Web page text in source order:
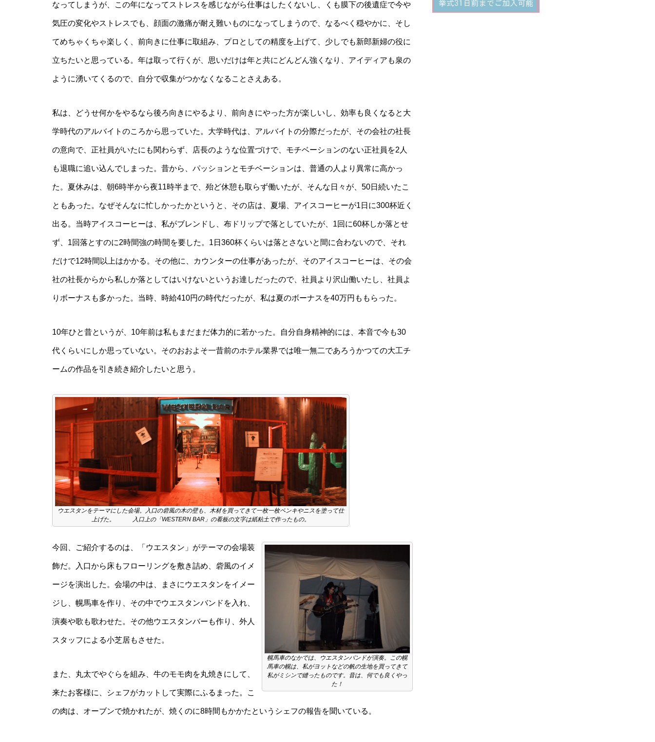
なってしまうが、この年になってストレスを感じながら仕事はしたくないし、くも膜下の後遺症で今や
気圧の変化やストレスでも、顔面の激痛が耐え難いものになってしまうので、なるべく穏やかに、そし
てめちゃくちゃ楽しく、前向きに仕事に取組み、プロとしての精度を上げて、少しでも新郎新婦の役に
立ちたいと思っている。年は取って行くが、思いだけは年と共にどんどん強くなり、アイディアも泉の
ように湧いてくるので、自分で収集がつかなくなることさえある。
私は、どうせ何かをやるなら後ろ向きにやるより、前向きにやった方が楽しいし、効率も良くなると大
学時代のアルバイトのころから思っていた。大学時代は、アルバイトの分際だったが、その会社の社長
の意向で、正社員がいたにも関わらず、店長のような位置づけで、モチベーションのない正社員を2人
も退職に追い込んでしまった。昔から、パッションとモチベーションは、普通の人より異常に高かっ
た。夏休みは、朝6時半から夜11時半まで、殆ど休憩も取らず働いたが、そんな日々が、50日続いたこ
ともあった。なぜそんなに忙しかったかというと、その店は、夏場、アイスコーヒーが1日に300杯近く
出る。当時アイスコーヒーは、私がブレンドし、布ドリップで落としていたが、1回に60杯しか落とせ
ず、1回落とすのに2時間強の時間を要した。1日360杯くらいは落とさないと間に合わないので、それ
だけで12時間以上はかかる。その他に、カウンターの仕事があったが、そのアイスコーヒーは、その会
社の社長からから私しか落としてはいけないというお達しだったので、社員より沢山働いたし、社員よ
りボーナスも多かった。当時、時給410円の時代だったが、私は夏のボーナスを40万円ももらった。
10年ひと昔というが、10年前は私もまだまだ体力的に若かった。自分自身精神的には、本音で今も30
代くらいにしか思っていない。そのおおよそ一昔前のホテル業界では唯一無二であろうかつての大工チ
ームの作品を引き続き紹介したいと思う。
ウエスタンをテーマにした会場。入口の砦風の木の壁も、木材を買ってきて一枚一枚ペンキやニスを塗って仕
上げた。 入口上の「WESTERN BAR」の看板の文字は紙粘土で作ったもの。
幌馬車のなかでは、ウエスタンバンドが演奏。この幌
馬車の幌は、私がヨットなどの帆の生地を買ってきて
私がミシンで縫ったものです。昔は、何でも良くやっ
た！
今回、ご紹介するのは、「ウエスタン」がテーマの会場装
飾だ。入口から床もフローリングを敷き詰め、砦風のイメ
ージを演出した。会場の中は、まさにウエスタンをイメー
ジし、幌馬車を作り、その中でウエスタンバンドを入れ、
演奏や歌も歌わせた。その他ウエスタンバーも作り、外人
スタッフによる小芝居もさせた。
また、丸太でやぐらを組み、牛のモモ肉を丸焼きにして、
来たお客様に、シェフがカットして実際にふるまった。こ
の肉は、オーブンで焼かれたが、焼くのに8時間もかかたというシェフの報告を聞いている。